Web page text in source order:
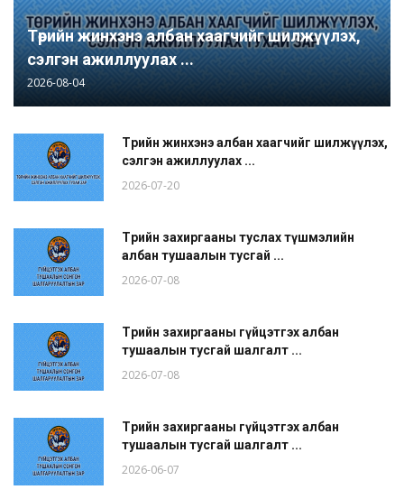
Төрийн жинхэнэ албан хаагчийг шилжүүлэх,
сэлгэн ажиллуулах ...
2026-08-04
Төрийн жинхэнэ албан хаагчийг шилжүүлэх,
сэлгэн ажиллуулах ...
2026-07-20
Төрийн захиргааны туслах түшмэлийн
албан тушаалын тусгай ...
2026-07-08
Төрийн захиргааны гүйцэтгэх албан
тушаалын тусгай шалгалт ...
2026-07-08
Төрийн захиргааны гүйцэтгэх албан
тушаалын тусгай шалгалт ...
2026-06-07